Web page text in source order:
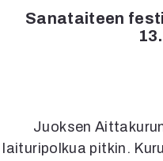
Sanataiteen
Juoksen
laituripolkua pitkin.